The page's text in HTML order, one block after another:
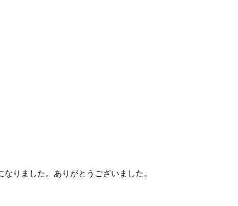
りました。ありがとうございました。